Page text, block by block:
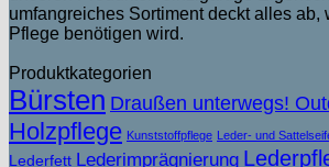
umfangreiches Sortiment deckt alles ab,
Pflege benötigen wird.
Produktkategorien
Bürsten Draußen unterwegs!
Holzpflege Kunststoffpflege Leder- und
Lederfett Lederimprägnierung